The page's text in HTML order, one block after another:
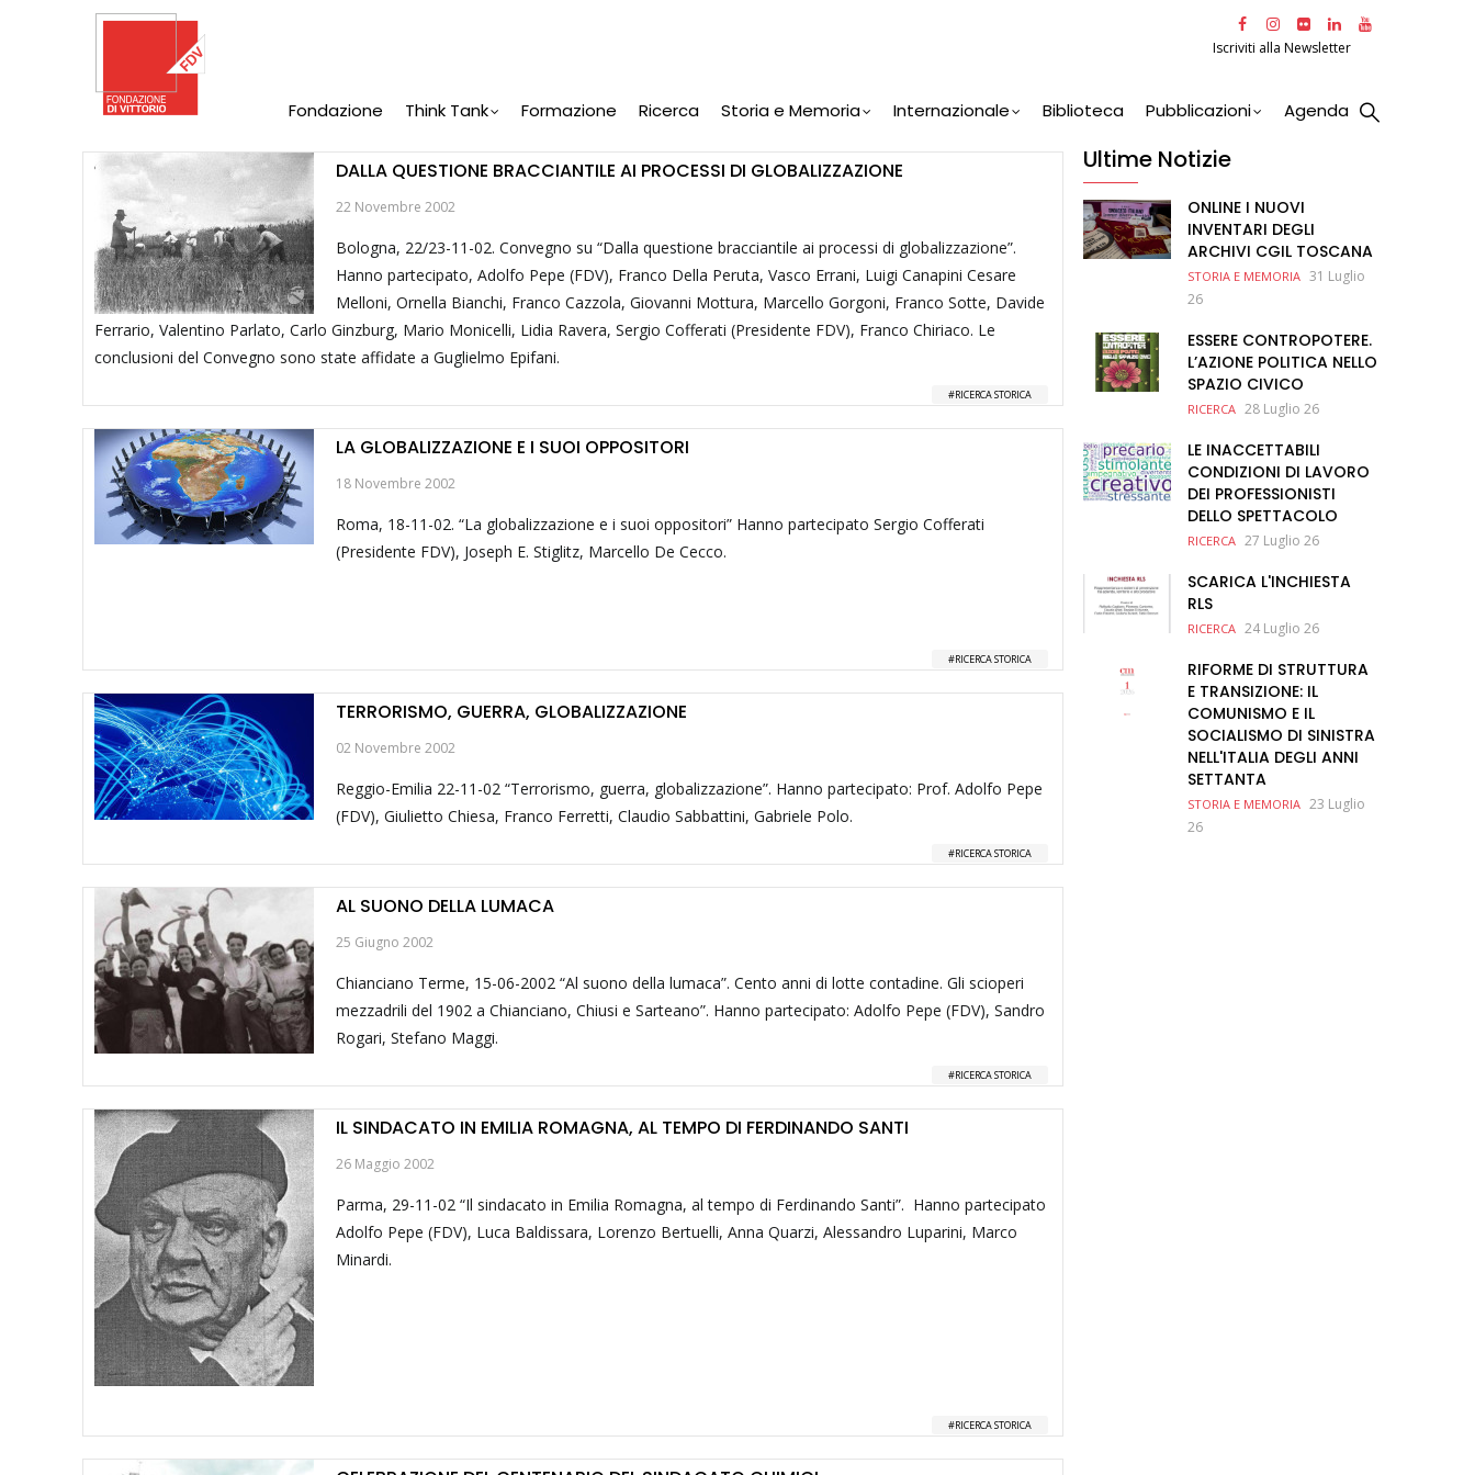
Iscriviti alla Newsletter
Navigation
Fondazione Think Tank Formazione Ricerca Storia e Memoria Internazionale Biblioteca Pubblicazioni Agenda
DALLA QUESTIONE BRACCIANTILE AI PROCESSI DI GLOBALIZZAZIONE
22 Novembre 2002
Bologna, 22/23-11-02. Convegno su “Dalla questione bracciantile ai processi di globalizzazione”.
Hanno partecipato, Adolfo Pepe (FDV), Franco Della Peruta, Vasco Errani, Luigi Canapini Cesare
Melloni, Ornella Bianchi, Franco Cazzola, Giovanni Mottura, Marcello Gorgoni, Franco Sotte, Davide
Ferrario, Valentino Parlato, Carlo Ginzburg, Mario Monicelli, Lidia Ravera, Sergio Cofferati (Presidente FDV), Franco Chiriaco. Le
conclusioni del Convegno sono state affidate a Guglielmo Epifani.
RICERCA STORICA
LA GLOBALIZZAZIONE E I SUOI OPPOSITORI
18 Novembre 2002
Roma, 18-11-02. “La globalizzazione e i suoi oppositori” Hanno partecipato Sergio Cofferati
(Presidente FDV), Joseph E. Stiglitz, Marcello De Cecco.
RICERCA STORICA
TERRORISMO, GUERRA, GLOBALIZZAZIONE
02 Novembre 2002
Reggio-Emilia 22-11-02 “Terrorismo, guerra, globalizzazione”. Hanno partecipato: Prof. Adolfo Pepe
(FDV), Giulietto Chiesa, Franco Ferretti, Claudio Sabbattini, Gabriele Polo.
RICERCA STORICA
AL SUONO DELLA LUMACA
25 Giugno 2002
Chianciano Terme, 15-06-2002 “Al suono della lumaca”. Cento anni di lotte contadine. Gli scioperi
mezzadrili del 1902 a Chianciano, Chiusi e Sarteano”. Hanno partecipato: Adolfo Pepe (FDV), Sandro
Rogari, Stefano Maggi.
RICERCA STORICA
IL SINDACATO IN EMILIA ROMAGNA, AL TEMPO DI FERDINANDO SANTI
26 Maggio 2002
Parma, 29-11-02 “Il sindacato in Emilia Romagna, al tempo di Ferdinando Santi”. Hanno partecipato
Adolfo Pepe (FDV), Luca Baldissara, Lorenzo Bertuelli, Anna Quarzi, Alessandro Luparini, Marco
Minardi.
RICERCA STORICA
Ultime Notizie
ONLINE I NUOVI
INVENTARI DEGLI
ARCHIVI CGIL TOSCANA
STORIA E MEMORIA 31 Luglio
26
ESSERE CONTROPOTERE.
L’AZIONE POLITICA NELLO
SPAZIO CIVICO
RICERCA 28 Luglio 26
LE INACCETTABILI
CONDIZIONI DI LAVORO
DEI PROFESSIONISTI
DELLO SPETTACOLO
RICERCA 27 Luglio 26
SCARICA L'INCHIESTA
RLS
RICERCA 24 Luglio 26
RIFORME DI STRUTTURA
E TRANSIZIONE: IL
COMUNISMO E IL
SOCIALISMO DI SINISTRA
NELL'ITALIA DEGLI ANNI
SETTANTA
STORIA E MEMORIA 23 Luglio
26